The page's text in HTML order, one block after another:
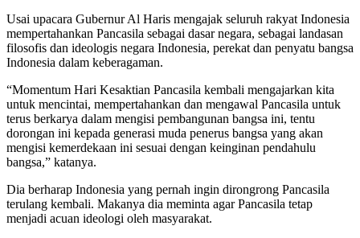
Usai upacara Gubernur Al Haris mengajak seluruh rakyat Indonesia
mempertahankan Pancasila sebagai dasar negara, sebagai landasan
filosofis dan ideologis negara Indonesia, perekat dan penyatu bangsa
Indonesia dalam keberagaman.
“Momentum Hari Kesaktian Pancasila kembali mengajarkan kita
untuk mencintai, mempertahankan dan mengawal Pancasila untuk
terus berkarya dalam mengisi pembangunan bangsa ini, tentu
dorongan ini kepada generasi muda penerus bangsa yang akan
mengisi kemerdekaan ini sesuai dengan keinginan pendahulu
bangsa,” katanya.
Dia berharap Indonesia yang pernah ingin dirongrong Pancasila
terulang kembali. Makanya dia meminta agar Pancasila tetap
menjadi acuan ideologi oleh masyarakat.